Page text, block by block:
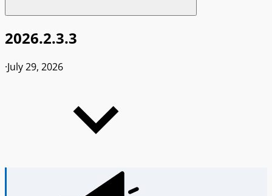
2026.2.3.3
·July 29, 2026